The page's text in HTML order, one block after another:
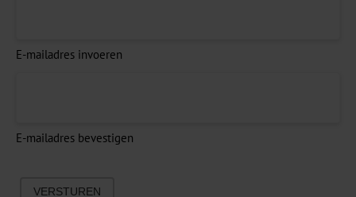
E-mailadres invoeren
E-mailadres bevestigen
VERSTUREN